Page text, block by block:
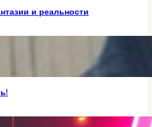
и реальности